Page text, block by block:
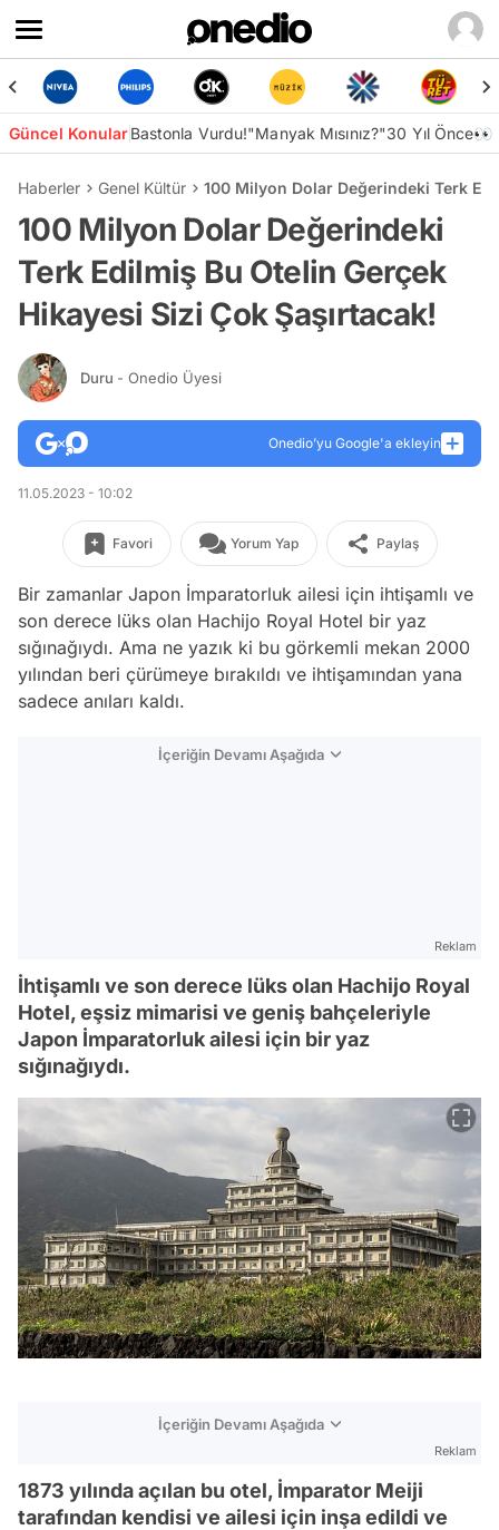
Güncel KonularBastonla Vurdu!"Manyak Mısınız?"30 Yıl Önce👀
Haberler Genel Kültür 100 Milyon Dolar Değerindeki Terk
100 Milyon Dolar Değerindeki
Terk Edilmiş Bu Otelin Gerçek
Hikayesi Sizi Çok Şaşırtacak!
Duru - Onedio Üyesi
Onedio’yu Google'a ekleyin
11.05.2023 - 10:02
Favori Yorum Yap Paylaş
Bir zamanlar Japon İmparatorluk ailesi için ihtişamlı ve
son derece lüks olan Hachijo Royal Hotel bir yaz
sığınağıydı. Ama ne yazık ki bu görkemli mekan 2000
yılından beri çürümeye bırakıldı ve ihtişamından yana
sadece anıları kaldı.
İçeriğin Devamı Aşağıda
Reklam
İhtişamlı ve son derece lüks olan Hachijo Royal
Hotel, eşsiz mimarisi ve geniş bahçeleriyle
Japon İmparatorluk ailesi için bir yaz
sığınağıydı.
İçeriğin Devamı Aşağıda
Reklam
1873 yılında açılan bu otel, İmparator Meiji
tarafından kendisi ve ailesi için inşa edildi ve